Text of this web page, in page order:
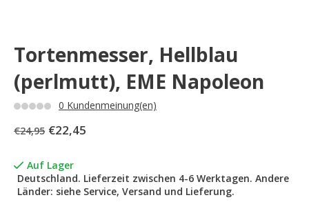
Tortenmesser, Hellblau
(perlmutt), EME Napoleon
0 Kundenmeinung(en)
€24,95 €22,45
Auf Lager
Deutschland. Lieferzeit zwischen 4-6 Werktagen. Andere
Länder: siehe Service, Versand und Lieferung.